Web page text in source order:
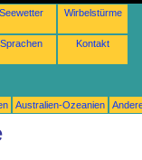
Seewetter Wirbelstürme
Sprachen Kontakt
Australien-Ozeanien